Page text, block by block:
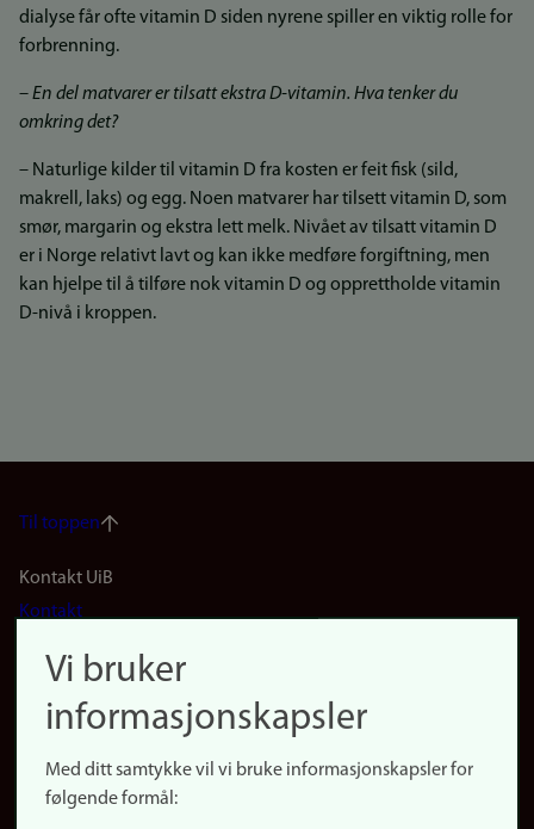
dialyse får ofte vitamin D siden nyrene spiller en viktig rolle for
forbrenning.
– En del matvarer er tilsatt ekstra D-vitamin. Hva tenker du
omkring det?
– Naturlige kilder til vitamin D fra kosten er feit fisk (sild,
makrell, laks) og egg. Noen matvarer har tilsett vitamin D, som
smør, margarin og ekstra lett melk. Nivået av tilsatt vitamin D
er i Norge relativt lavt og kan ikke medføre forgiftning, men
kan hjelpe til å tilføre nok vitamin D og opprettholde vitamin
D-nivå i kroppen.
Til toppen
Footer
(no)
Kontakt UiB
Kontakt
Finn forsker
Presse
Finn studier
Ledige stillinger
Vi bruker
informasjonskapsler
Med ditt samtykke vil vi bruke informasjonskapsler for
følgende formål: